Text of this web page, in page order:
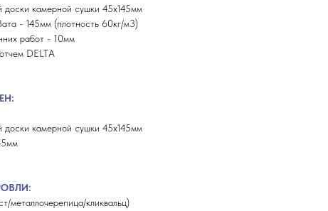
доски камерной сушки 45х145мм
- 145мм (плотность 60кг/м3)
работ - 10мм
DELTA
доски камерной сушки 45х145мм
металлочерепица/кликвальц)